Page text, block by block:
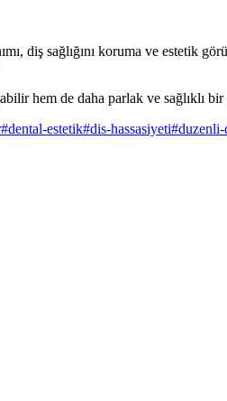
diş sağlığını koruma ve estetik
hem de daha parlak ve sağlıklı
#dental-estetik#dis-hassasiyeti#